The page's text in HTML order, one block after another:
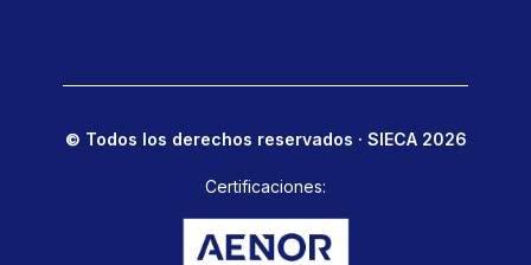
© Todos los derechos reservados · SIECA 2026
Certificaciones: